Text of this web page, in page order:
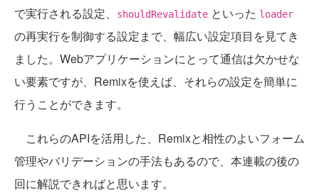
で実行される設定、
shouldRevalidate といった loader
の再実行を制御する設定まで、幅広い設定項目を見てき
ました。Webアプリケーションにとって通信は欠かせな
い要素ですが、Remixを使えば、それらの設定を簡単に
行うことができます。
これらのAPIを活用した、Remixと相性のよいフォーム
管理やバリデーションの手法もあるので、本連載の後の
回に解説できればと思います。